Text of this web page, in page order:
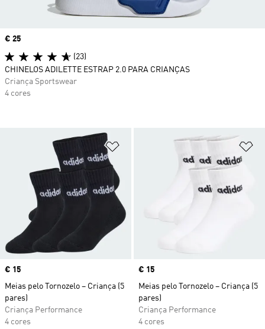
Adicionar à Lista de Desejos
Price
€ 15
Meias pelo Tornozelo – Criança (5
pares)
Criança Performance
4 cores
Price
€ 15
Meias pelo Tornozelo – Criança (5
pares)
Criança Performance
4 cores
Price
€ 25
(23)
CHINELOS ADILETTE ESTRAP 2.0 PARA CRIANÇAS
Criança Sportswear
4 cores